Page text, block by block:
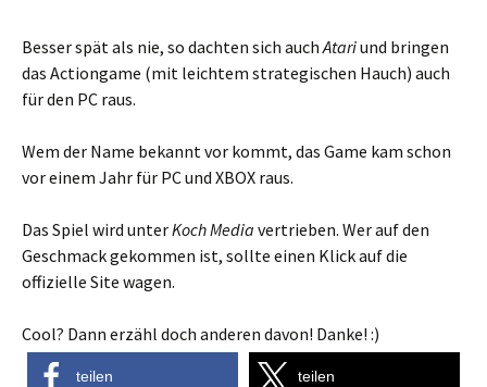
Besser spät als nie, so dachten sich auchAtariund bringen
das Actiongame (mit leichtem strategischen Hauch) auch
für den PC raus.
Wem der Name bekannt vor kommt, das Game kam schon
vor einem Jahr für PC und XBOX raus.
Das Spiel wird unterKoch Media vertrieben. Wer auf den
Geschmack gekommen ist, sollte einen Klick auf die
offizielle Site wagen.
Cool? Dann erzähl doch anderen davon! Danke! :)
teilen teilen